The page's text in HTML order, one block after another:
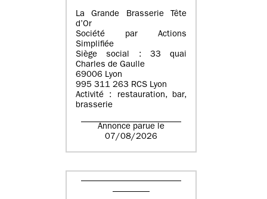
La Grande Brasserie Tête
d’Or
Société par Actions
Simplifiée
Siège social : 33 quai
Charles de Gaulle
69006 Lyon
995 311 263 RCS Lyon
Activité : restauration, bar,
brasserie
Annonce parue le
07/08/2026